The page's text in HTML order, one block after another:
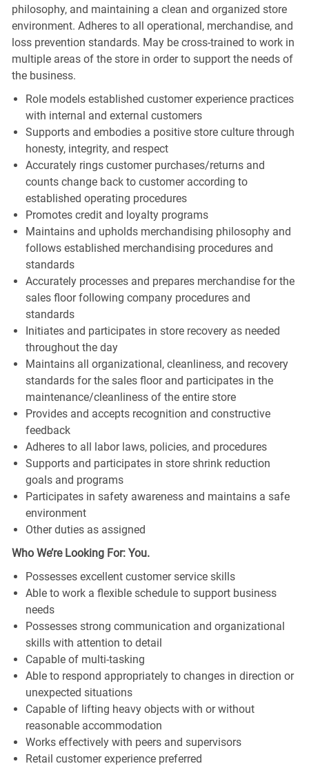
philosophy, and maintaining a clean and organized store
environment. Adheres to all operational, merchandise, and
loss prevention standards. May be cross-trained to work in
multiple areas of the store in order to support the needs of
the business.
Role models established customer experience practices
with internal and external customers
Supports and embodies a positive store culture through
honesty, integrity, and respect
Accurately rings customer purchases/returns and
counts change back to customer according to
established operating procedures
Promotes credit and loyalty programs
Maintains and upholds merchandising philosophy and
follows established merchandising procedures and
standards
Accurately processes and prepares merchandise for the
sales floor following company procedures and
standards
Initiates and participates in store recovery as needed
throughout the day
Maintains all organizational, cleanliness, and recovery
standards for the sales floor and participates in the
maintenance/cleanliness of the entire store
Provides and accepts recognition and constructive
feedback
Adheres to all labor laws, policies, and procedures
Supports and participates in store shrink reduction
goals and programs
Participates in safety awareness and maintains a safe
environment
Other duties as assigned
Who We’re Looking For: You.
Possesses excellent customer service skills
Able to work a flexible schedule to support business
needs
Possesses strong communication and organizational
skills with attention to detail
Capable of multi-tasking
Able to respond appropriately to changes in direction or
unexpected situations
Capable of lifting heavy objects with or without
reasonable accommodation
Works effectively with peers and supervisors
Retail customer experience preferred